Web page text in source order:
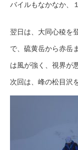
バイルもなかなか、
翌日は、大同心稜を
で、硫黄岳から赤岳
は風が強く、視界が
次回は、峰の松目沢